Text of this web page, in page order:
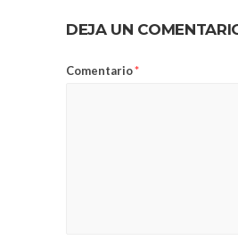
DEJA UN
Comentario*